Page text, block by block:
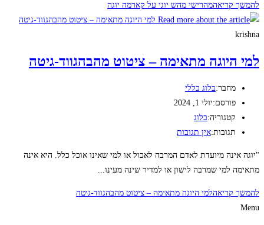
להמשך קריאהמהרישי מהש יוגי על קארמה יוגה
krishna
למי היוגה מתאימה – ציטוט מהבהגווד-גיטה
מחבר:בלוג כללי
פורסם:יולי 1, 2024
קטגוריה:בלוג
תגובות:אין תגובות
"יוגה אינה מיועדת לאדם המרבה לאכול או למי שאינו אוכל כלל. היא אינה
מתאימה למי שמרבה לישון או למדיר שינה מעינו...
להמשך קריאהלמי היוגה מתאימה – ציטוט מהבהגווד-גיטה
Menu